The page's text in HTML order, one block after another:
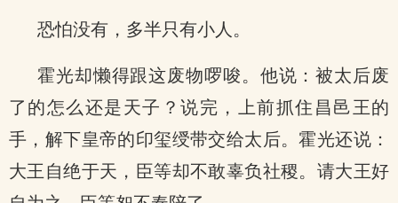
恐怕没有，多半只有小人。
霍光却懒得跟这废物啰唆。他说：被太后废
了的怎么还是天子？说完，上前抓住昌邑王的
手，解下皇帝的印玺绶带交给太后。霍光还说：
大王自绝于天，臣等却不敢辜负社稷。请大王好